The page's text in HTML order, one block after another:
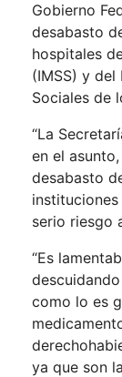
Gobierno
desabasto
hospitales
(IMSS) y
Sociales de
“La
en el
desabasto
serio riesgo
“Es
como lo es
ya que son